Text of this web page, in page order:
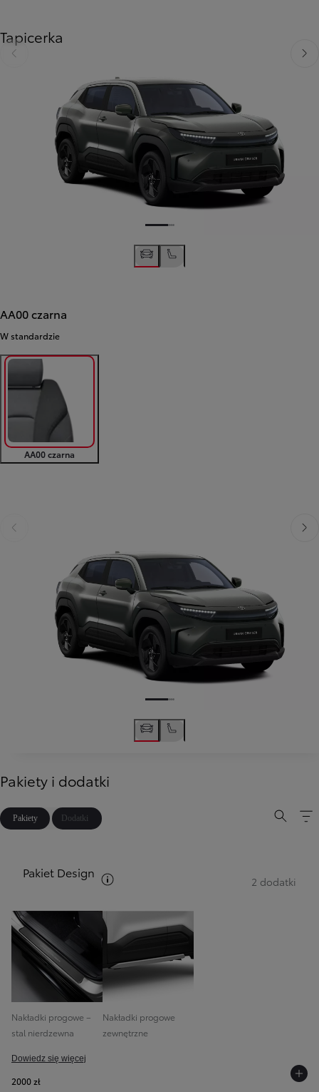
Tapicerka
Poprzedni
AA00 czarna
W standardzie
AA00 czarna
Poprzedni
Pakiety i dodatki
Pakiety Dodatki
Pakiet Design
2 dodatki
Nakładki progowe –
stal nierdzewna
Nakładki progowe
zewnętrzne
Dowiedz się więcej
2000 zł